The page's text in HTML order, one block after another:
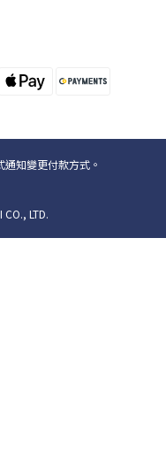
知變更付款方式。
LTD.